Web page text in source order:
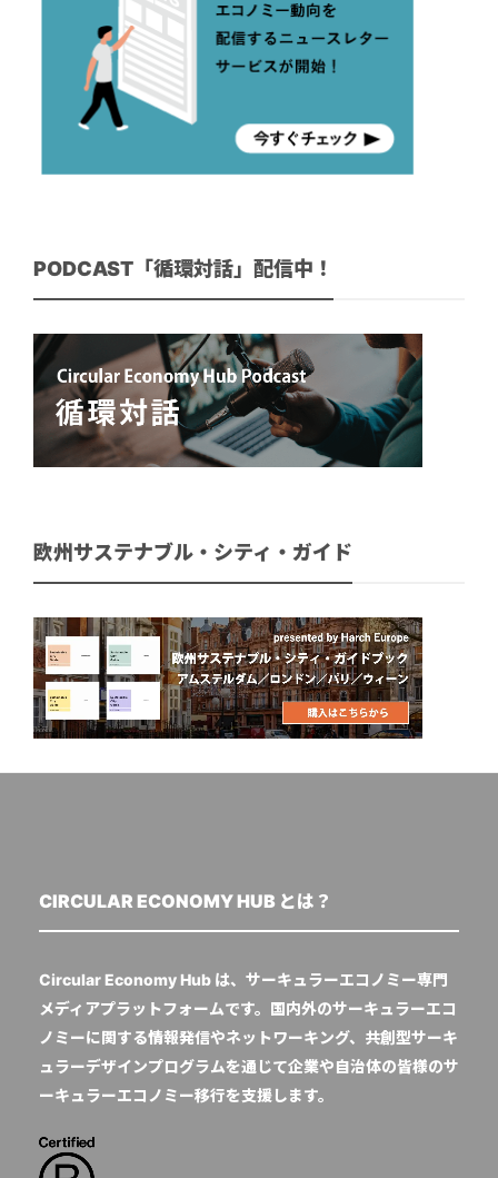
PODCAST「循環対話」配信中！
欧州サステナブル・シティ・ガイド
CIRCULAR ECONOMY HUB とは？
Circular Economy Hub は、サーキュラーエコノミー専門
メディアプラットフォームです。国内外のサーキュラーエコ
ノミーに関する情報発信やネットワーキング、共創型サーキ
ュラーデザインプログラムを通じて企業や自治体の皆様のサ
ーキュラーエコノミー移行を支援します。